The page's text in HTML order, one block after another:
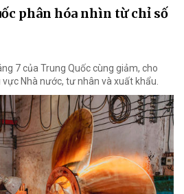
phân hóa nhìn từ chỉ số
7 của Trung Quốc cùng giảm, cho
Nhà nước, tư nhân và xuất khẩu.